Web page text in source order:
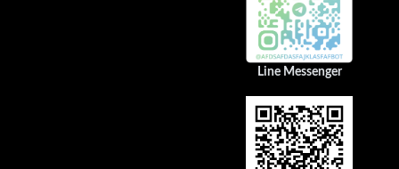
Line Messenger